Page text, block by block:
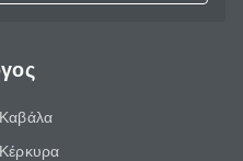
Καβάλα
Κέρκυρα